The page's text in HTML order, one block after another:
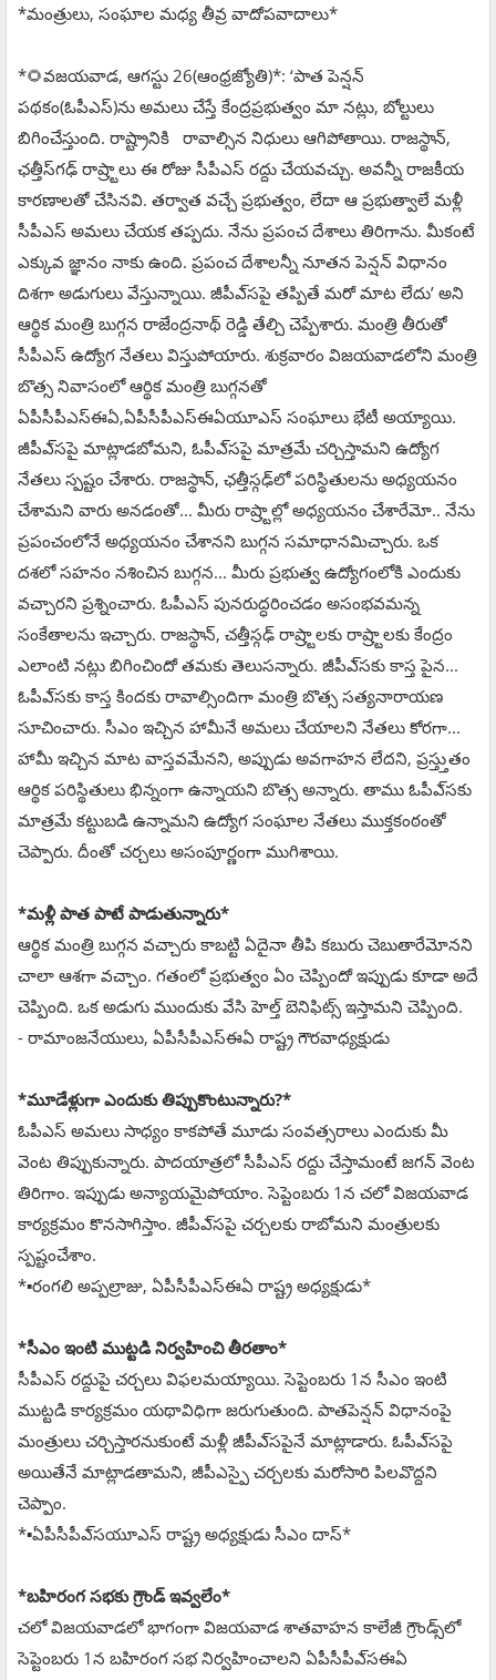
*మంత్రులు, సంఘాల మధ్య తీవ్ర వాదోపవాదాలు*
*🌻వజయవాడ, ఆగస్టు 26(ఆంధ్రజ్యోతి)*: ‘పాత పెన్షన్‌
పథకం(ఓపీఎస్)ను అమలు చేస్తే కేంద్రప్రభుత్వం మా నట్లు, బోల్టులు
బిగించేస్తుంది. రాష్ట్రానికి రావాల్సిన నిధులు ఆగిపోతాయి. రాజస్థాన్‌,
ఛత్తీస్‌గఢ్‌ రాష్ర్టాలు ఈ రోజు సీపీఎస్‌ రద్దు చేయవచ్చు. అవన్నీ రాజకీయ
కారణాలతో చేసినవి. తర్వాత వచ్చే ప్రభుత్వం, లేదా ఆ ప్రభుత్వాలే మళ్లీ
సీపీఎస్‌ అమలు చేయక తప్పదు. నేను ప్రపంచ దేశాలు తిరిగాను. మీకంటే
ఎక్కువ జ్ఞానం నాకు ఉంది. ప్రపంచ దేశాలన్నీ నూతన పెన్షన్‌ విధానం
దిశగా అడుగులు వేస్తున్నాయి. జీపీఎ్‌సపై తప్పితే మరో మాట లేదు’ అని
ఆర్థిక మంత్రి బుగ్గన రాజేంద్రనాథ్‌ రెడ్డి తేల్చి చెప్పేశారు. మంత్రి తీరుతో
సీపీఎస్‌ ఉద్యోగ నేతలు విస్తుపోయారు. శుక్రవారం విజయవాడలోని మంత్రి
బొత్స నివాసంలో ఆర్థిక మంత్రి బుగ్గనతో
ఏపీసీపీఎస్ఈఏ,ఏపీసీపీఎస్ఈఏయూఎస్‌ సంఘాలు భేటీ అయ్యాయి.
జీపీఎ్‌సపై మాట్లాడబోమని, ఓపీఎ్‌సపై మాత్రమే చర్చిస్తామని ఉద్యోగ
నేతలు స్పష్టం చేశారు. రాజస్థాన్‌, ఛత్తీస్గఢ్‌లో పరిస్థితులను అధ్యయనం
చేశామని వారు అనడంతో... మీరు రాష్ర్టాల్లో అధ్యయనం చేశారేమో.. నేను
ప్రపంచంలోనే అధ్యయనం చేశానని బుగ్గన సమాధానమిచ్చారు. ఒక
దశలో సహనం నశించిన బుగ్గన... మీరు ప్రభుత్వ ఉద్యోగంలోకి ఎందుకు
వచ్చారని ప్రశ్నించారు. ఓపీఎస్‌ పునరుద్ధరించడం అసంభవమన్న
సంకేతాలను ఇచ్చారు. రాజస్థాన్‌, చత్తీస్గఢ్‌ రాష్ర్టాలకు రాష్ర్టాలకు కేంద్రం
ఎలాంటి నట్లు బిగించిందో తమకు తెలుసన్నారు. జీపీఎ్‌సకు కాస్త పైన...
ఓపీఎ్‌సకు కాస్త కిందకు రావాల్సిందిగా మంత్రి బొత్స సత్యనారాయణ
సూచించారు. సీఎం ఇచ్చిన హామీనే అమలు చేయాలని నేతలు కోరగా...
హామీ ఇచ్చిన మాట వాస్తవమేనని, అప్పుడు అవగాహన లేదని, ప్రస్త్తుతం
ఆర్థిక పరిస్థితులు భిన్నంగా ఉన్నాయని బొత్స అన్నారు. తాము ఓపీఎ్‌సకు
మాత్రమే కట్టుబడి ఉన్నామని ఉద్యోగ సంఘాల నేతలు ముక్తకంఠంతో
చెప్పారు. దీంతో చర్చలు అసంపూర్ణంగా ముగిశాయి.
*మళ్లీ పాత పాటే పాడుతున్నారు*
ఆర్థిక మంత్రి బుగ్గన వచ్చారు కాబట్టి ఏదైనా తీపి కబురు చెబుతారేమోనని
చాలా ఆశగా వచ్చాం. గతంలో ప్రభుత్వం ఏం చెప్పిందో ఇప్పుడు కూడా అదే
చెప్పింది. ఒక అడుగు ముందుకు వేసి హెల్త్‌ బెనిఫిట్స్‌ ఇస్తామని చెప్పింది.
- రామాంజనేయులు, ఏపీసీపీఎస్ఈఏ రాష్ట్ర గౌరవాధ్యక్షుడు
*మూడేళ్లుగా ఎందుకు తిప్పుకొంటున్నారు?*
ఓపీఎస్‌ అమలు సాధ్యం కాకపోతే మూడు సంవత్సరాలు ఎందుకు మీ
వెంట తిప్పుకున్నారు. పాదయాత్రలో సీపీఎస్‌ రద్దు చేస్తామంటే జగన్‌ వెంట
తిరిగాం. ఇప్పుడు అన్యాయమైపోయాం. సెప్టెంబరు 1న చలో విజయవాడ
కార్యక్రమం కొనసాగిస్తాం. జీపీఎ్‌సపై చర్చలకు రాబోమని మంత్రులకు
స్పష్టంచేశాం.
*▪️రంగలి అప్పల్రాజు, ఏపీసీపీఎస్ఈఏ రాష్ట్ర అధ్యక్షుడు*
*సీఎం ఇంటి ముట్టడి నిర్వహించి తీరతాం*
సీపీఎస్‌ రద్దుపై చర్చలు విఫలమయ్యాయి. సెప్టెంబరు 1న సీఎం ఇంటి
ముట్టడి కార్యక్రమం యథావిధిగా జరుగుతుంది. పాతపెన్షన్‌ విధానంపై
మంత్రులు చర్చిస్తారనుకుంటే మళ్లీ జీపీఎ్‌సపైనే మాట్లాడారు. ఓపీఎ్‌సపై
అయితేనే మాట్లాడతామని, జీపీఎస్పై చర్చలకు మరోసారి పిలవొద్దని
చెప్పాం.
*▪️ఏపీసీపీఎ్‌సయూఎస్‌ రాష్ట్ర అధ్యక్షుడు సీఎం దాస్‌*
*బహిరంగ సభకు గ్రౌండ్‌ ఇవ్వలేం*
చలో విజయవాడలో భాగంగా విజయవాడ శాతవాహన కాలేజీ గ్రౌండ్స్‌లో
సెప్టెంబరు 1న బహిరంగ సభ నిర్వహించాలని ఏపీసీపీఎ్‌సఈఏ